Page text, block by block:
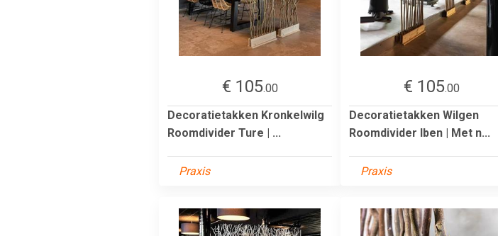
€ 105.00
Decoratietakken Kronkelwilg
Roomdivider Ture | ...
Praxis
€ 105.00
Decoratietakken Wilgen
Roomdivider Iben | Met n...
Praxis